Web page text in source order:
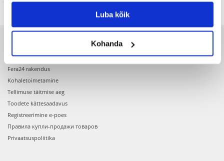
Luba kõik
Kohanda
Fera24 rakendus
Kohaletoimetamine
Tellimuse täitmise aeg
Toodete kättesaadavus
Registreerimine e-poes
Правила купли-продажи товаров
Privaatsuspoliitika